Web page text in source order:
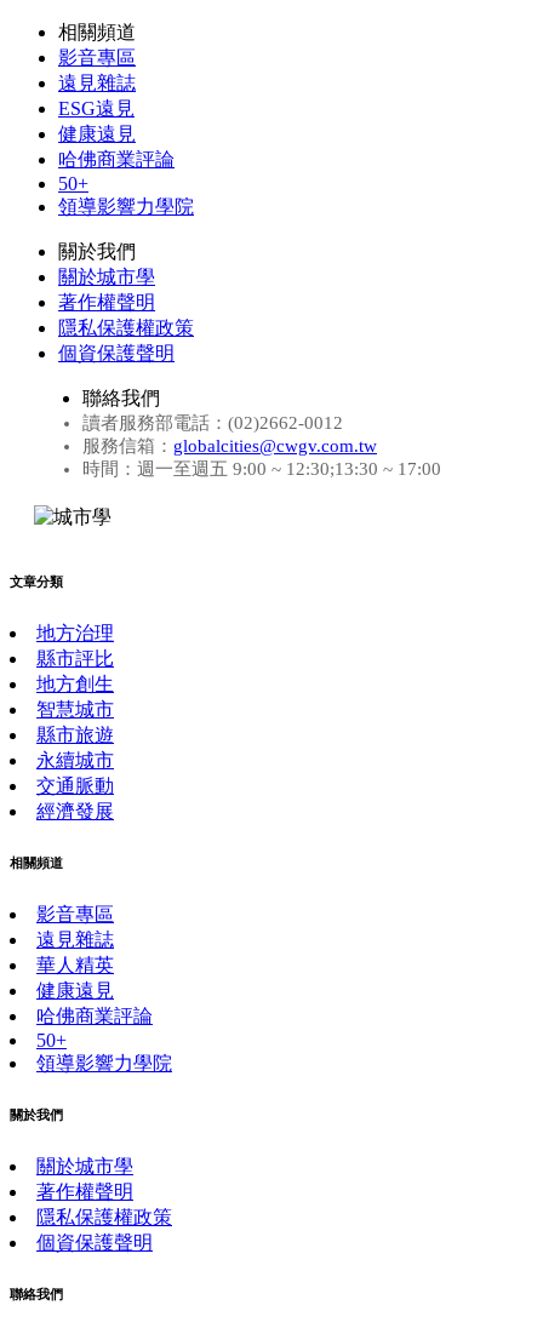
相關頻道
影音專區
遠見雜誌
ESG遠見
健康遠見
哈佛商業評論
50+
領導影響力學院
關於我們
關於城市學
著作權聲明
隱私保護權政策
個資保護聲明
聯絡我們
讀者服務部電話：(02)2662-0012
服務信箱： globalcities@cwgv.com.tw
時間：週一至週五 9:00 ~ 12:30;13:30 ~ 17:00
文章分類
地方治理
縣市評比
地方創生
智慧城市
縣市旅遊
永續城市
交通脈動
經濟發展
相關頻道
影音專區
遠見雜誌
華人精英
健康遠見
哈佛商業評論
50+
領導影響力學院
關於我們
關於城市學
著作權聲明
隱私保護權政策
個資保護聲明
聯絡我們